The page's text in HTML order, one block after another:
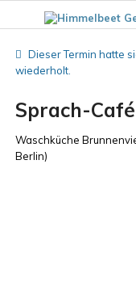
Dieser Termin hatte
wiederholt.
Sprach-
Waschküche
Berlin)